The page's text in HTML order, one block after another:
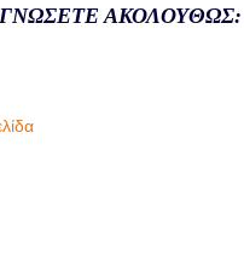
ΑΚΟΛΟΥΘΩΣ: